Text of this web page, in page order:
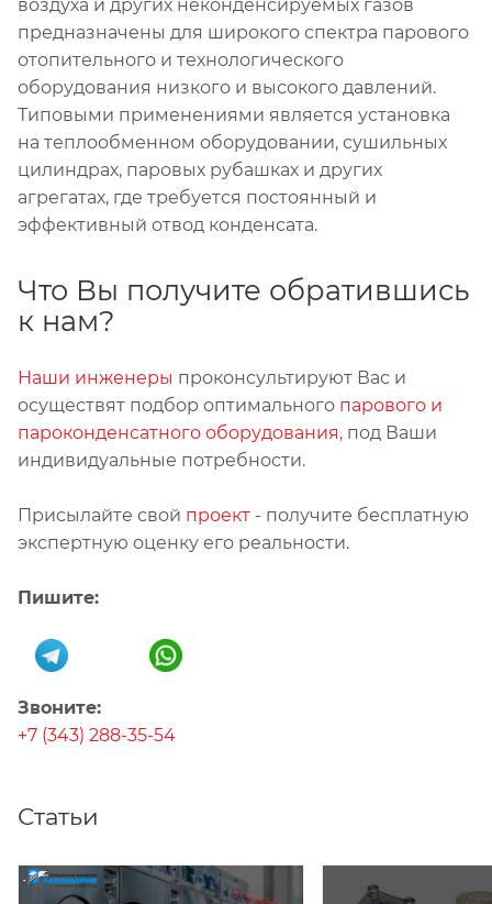
воздуха и других неконденсируемых газов
предназначены для широкого спектра парового
отопительного и технологического
оборудования низкого и высокого давлений.
Типовыми применениями является установка
на теплообменном оборудовании, сушильных
цилиндрах, паровых рубашках и других
агрегатах, где требуется постоянный и
эффективный отвод конденсата.
Что Вы получите обратившись
к нам?
Наши инженеры проконсультируют Вас и
осуществят подбор оптимального парового и
пароконденсатного оборудования, под Ваши
индивидуальные потребности.
Присылайте свой проект - получите бесплатную
экспертную оценку его реальности.
Пишите:
Звоните:
+7 (343) 288-35-54
Статьи